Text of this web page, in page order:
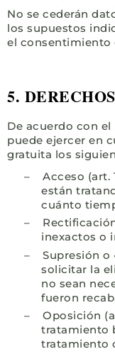
No se cederán
los supuestos
el consentimiento
5.
De acuerdo con el
puede ejercer en
gratuita los
–
Acceso (art.
están
cuánto
–
inexactos o
–
Supresión o
solicitar la
no sean
fueron
–
Oposición
tratamiento
tratamiento